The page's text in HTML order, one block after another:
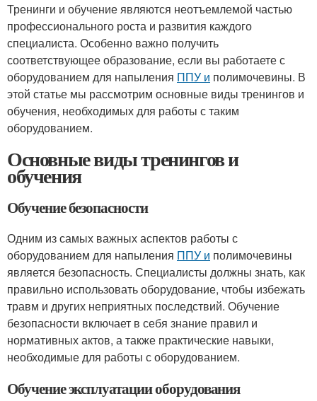
Тренинги и обучение являются неотъемлемой частью
профессионального роста и развития каждого
специалиста. Особенно важно получить
соответствующее образование, если вы работаете с
оборудованием для напыления ППУ и полимочевины. В
этой статье мы рассмотрим основные виды тренингов и
обучения, необходимых для работы с таким
оборудованием.
Основные виды тренингов и
обучения
Обучение безопасности
Одним из самых важных аспектов работы с
оборудованием для напыления ППУ и полимочевины
является безопасность. Специалисты должны знать, как
правильно использовать оборудование, чтобы избежать
травм и других неприятных последствий. Обучение
безопасности включает в себя знание правил и
нормативных актов, а также практические навыки,
необходимые для работы с оборудованием.
Обучение эксплуатации оборудования